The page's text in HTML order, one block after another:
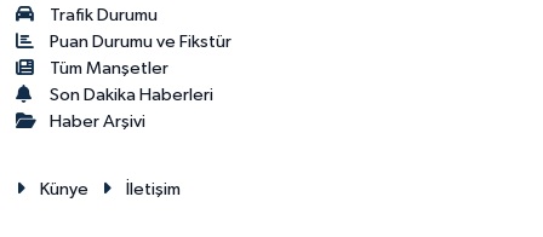
Trafik Durumu
Puan Durumu ve Fikstür
Tüm Manşetler
Son Dakika Haberleri
Haber Arşivi
Künye İletişim